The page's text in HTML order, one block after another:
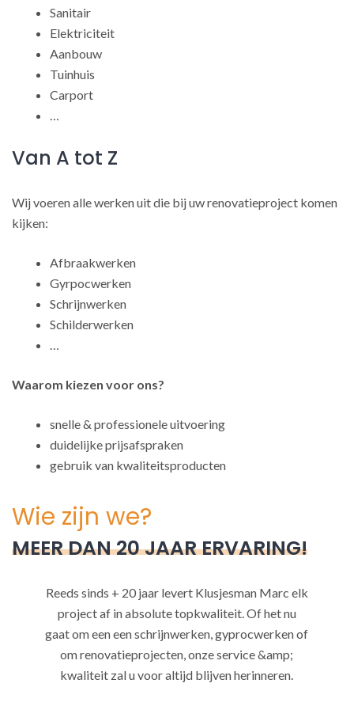
Sanitair
Elektriciteit
Aanbouw
Tuinhuis
Carport
…
Van A tot Z
Wij voeren alle werken uit die bij uw renovatieproject komen
kijken:
Afbraakwerken
Gyrpocwerken
Schrijnwerken
Schilderwerken
…
Waarom kiezen voor ons?
snelle & professionele uitvoering
duidelijke prijsafspraken
gebruik van kwaliteitsproducten
Wie zijn we?
MEER DAN 20 JAAR ERVARING!
Reeds sinds + 20 jaar levert Klusjesman Marc elk
project af in absolute topkwaliteit. Of het nu
gaat om een een schrijnwerken, gyprocwerken of
om renovatieprojecten, onze service &amp;
kwaliteit zal u voor altijd blijven herinneren.